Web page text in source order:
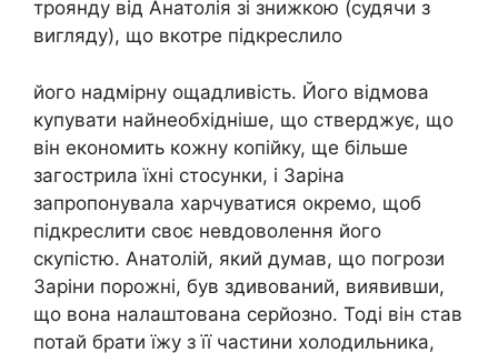
троянду від Анатолія зі знижкою (судячи з
вигляду), що вкотре підкреслило
його надмірну ощадливість. Його відмова
купувати найнеобхідніше, що стверджує, що
він економить кожну копійку, ще більше
загострила їхні стосунки, і Заріна
запропонувала харчуватися окремо, щоб
підкреслити своє невдоволення його
скупістю. Анатолій, який думав, що погрози
Заріни порожні, був здивований, виявивши,
що вона налаштована серйозно. Тоді він став
потай брати їжу з її частини холодильника,